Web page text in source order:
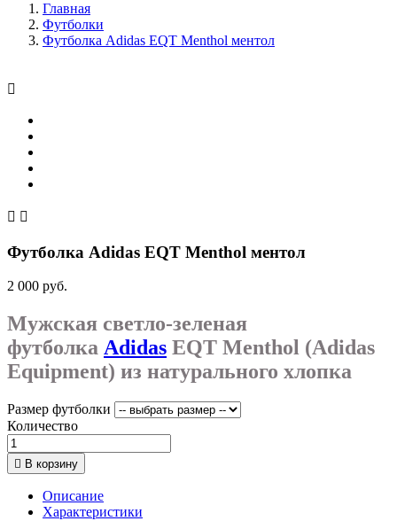
Главная
Футболки
Футболка Adidas EQT Menthol ментол

 
Футболка Adidas EQT Menthol ментол
2 000 руб.
Мужская светло-зеленая
футболка Adidas EQT Menthol (Adidas
Equipment) из натурального хлопка
Размер футболки
Количество
 В корзину
Описание
Характеристики